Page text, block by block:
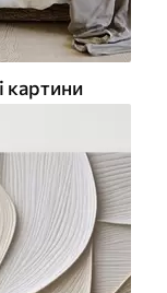
картини